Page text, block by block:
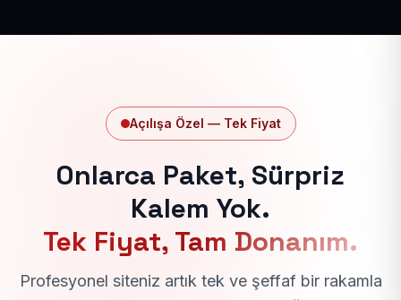
Açılışa Özel — Tek Fiyat
Onlarca Paket, Sürpriz
Kalem Yok.
Tek Fiyat, Tam Donanım.
Profesyonel siteniz artık tek ve şeffaf bir rakamla